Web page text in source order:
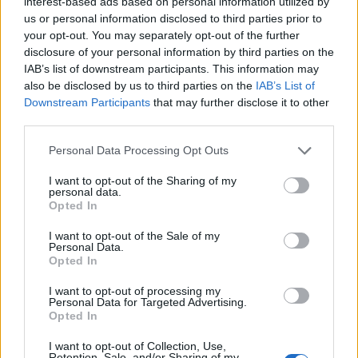
us or personal information disclosed to third parties prior to
your opt-out. You may separately opt-out of the further
disclosure of your personal information by third parties on the
IAB’s list of downstream participants. This information may
also be disclosed by us to third parties on the IAB’s List of
Downstream Participants that may further disclose it to other
Personal Data Processing Opt Outs
I want to opt-out of the Sharing of my
personal data.
Opted In
I want to opt-out of the Sale of my
Personal Data.
Opted In
I want to opt-out of processing my
Personal Data for Targeted Advertising.
Opted In
I want to opt-out of Collection, Use,
Italia v Australia 26-19 (9-
12 p.t.)
Tabellino:7' cp. Garbisi (3-0), 11' cp. Garbisi (6-
0), 21' meta Faessler (6-5), 32' meta Bell tr.
Kellaway (6-12), 37' cp. Garbisi (9-12), 49' cp.
Garbisi (12-12), 52' meta Gordon tr. Kellaway
(12-19), 60' meta Lynagh tr. Garbisi (19-19), 62'
meta Ioane tr. Garbisi (26-19)
Kellaway (Australia)